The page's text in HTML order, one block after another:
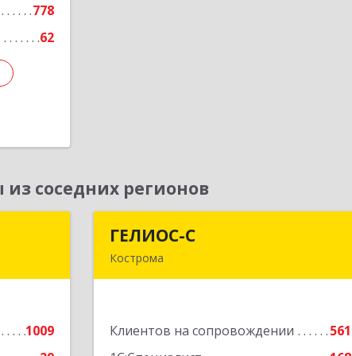
778
62
соседних регионов
1009
ГЕЛИОС-С
Кострома
Клиентов на сопровождении
561
Подробнее